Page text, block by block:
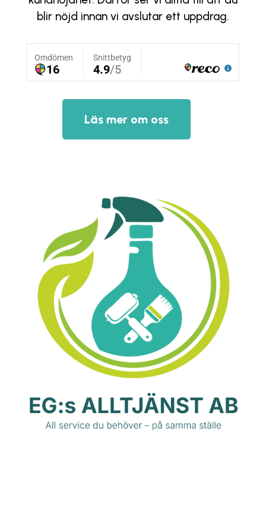
blir nöjd innan vi avslutar ett uppdrag.
Läs mer om oss